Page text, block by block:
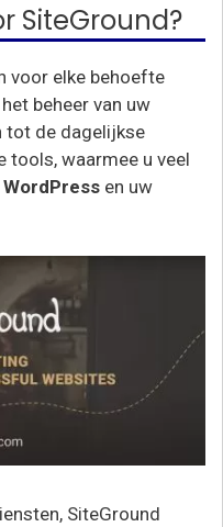
SiteGround?
voor elke behoefte
beheer van uw
tot de dagelijkse
tools, waarmee u veel
WordPress en uw
SiteGround